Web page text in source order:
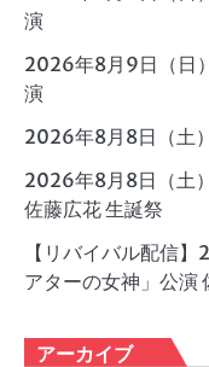
演
2026年8月9日（日
演
2026年8月8日（土
2026年8月8日（土
佐藤広花 生誕祭
【リバイバル配信
アターの女神」公演
アーカイブ